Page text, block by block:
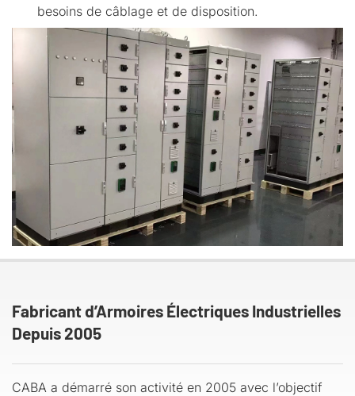
besoins de câblage et de disposition.
Fabricant d’Armoires Électriques Industrielles
Depuis 2005
CABA a démarré son activité en 2005 avec l’objectif